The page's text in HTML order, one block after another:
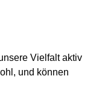
Vielfalt aktiv
und können